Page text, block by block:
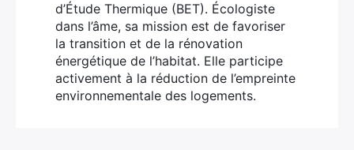
d’Étude Thermique (BET). Écologiste
dans l’âme, sa mission est de favoriser
la transition et de la rénovation
énergétique de l’habitat. Elle participe
activement à la réduction de l’empreinte
environnementale des logements.